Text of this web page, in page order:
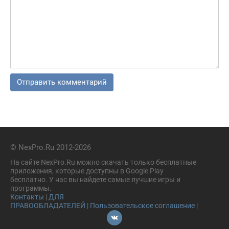
© NexPro.Ru 2012-2026
На сайте NexPro.Ru можно скачать только бесплатные
приложения, которые доступны в Google Play
бесплатно. У нас вы найдете самые лучшие игры и
программы.
Контакты | ДЛЯ
ПРАВООБЛАДАТЕЛЕЙ | Пользовательское соглашение |